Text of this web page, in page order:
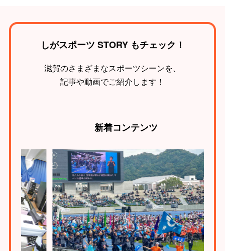
しがスポーツ STORY もチェック！
滋賀のさまざまなスポーツシーンを、
記事や動画でご紹介します！
新着コンテンツ